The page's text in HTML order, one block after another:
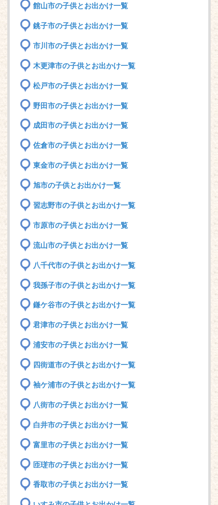
館山市の子供とお出かけ一覧
銚子市の子供とお出かけ一覧
市川市の子供とお出かけ一覧
木更津市の子供とお出かけ一覧
松戸市の子供とお出かけ一覧
野田市の子供とお出かけ一覧
成田市の子供とお出かけ一覧
佐倉市の子供とお出かけ一覧
東金市の子供とお出かけ一覧
旭市の子供とお出かけ一覧
習志野市の子供とお出かけ一覧
市原市の子供とお出かけ一覧
流山市の子供とお出かけ一覧
八千代市の子供とお出かけ一覧
我孫子市の子供とお出かけ一覧
鎌ケ谷市の子供とお出かけ一覧
君津市の子供とお出かけ一覧
浦安市の子供とお出かけ一覧
四街道市の子供とお出かけ一覧
袖ケ浦市の子供とお出かけ一覧
八街市の子供とお出かけ一覧
白井市の子供とお出かけ一覧
富里市の子供とお出かけ一覧
匝瑳市の子供とお出かけ一覧
香取市の子供とお出かけ一覧